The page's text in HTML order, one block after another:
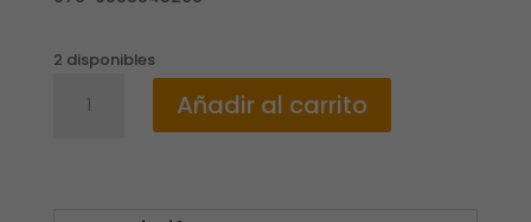
2 disponibles
CIELO
Añadir al carrito